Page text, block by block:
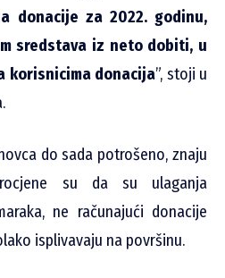
donacije za 2022. godinu,
sredstava iz neto dobiti, u
korisnicima donacija”, stoji u
do sada potrošeno, znaju
su da su ulaganja
ne računajući donacije
isplivavaju na površinu.